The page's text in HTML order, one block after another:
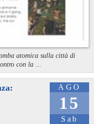
atomica sulla città di
con la ...
AGO
15
Sab